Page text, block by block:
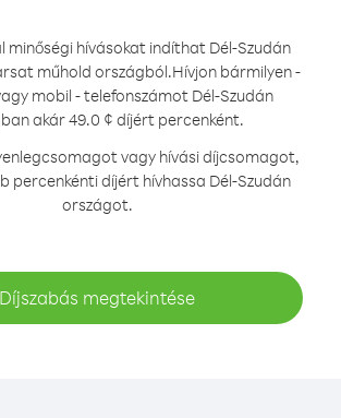
minőségi hívásokat indíthat Dél-Szudán
műhold országból.Hívjon bármilyen -
mobil - telefonszámot Dél-Szudán
akár 49.0 ¢ díjért percenként.
vagy hívási díjcsomagot,
percenkénti díjért hívhassa Dél-Szudán
országot.
Díjszabás megtekintése